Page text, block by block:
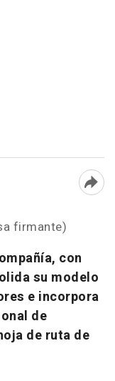
firmante)
con
su modelo
e incorpora
de
de ruta de